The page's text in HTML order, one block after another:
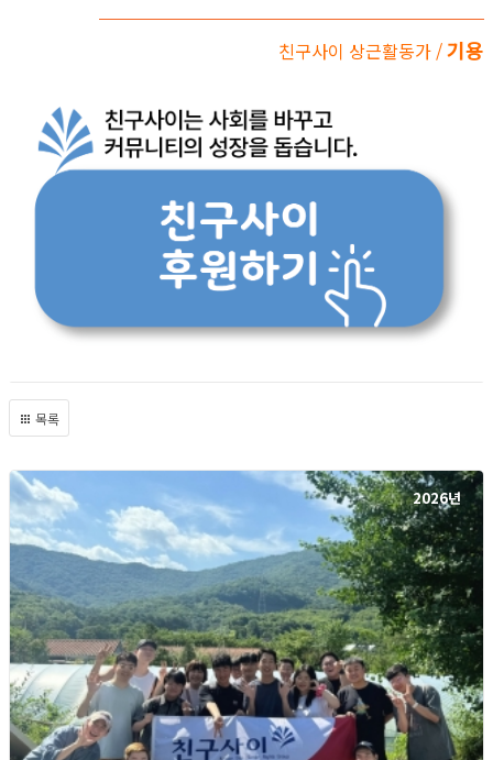
친구사이 상근활동가 /기용
목록
2026년